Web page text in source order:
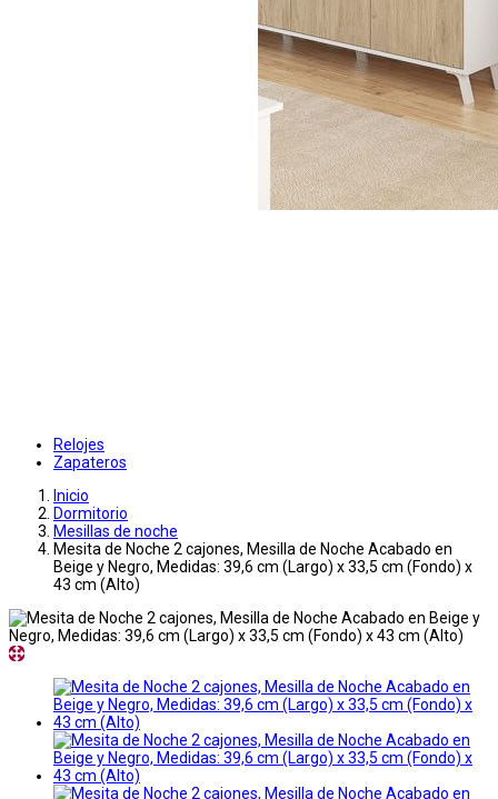
Relojes
Zapateros
Inicio
Dormitorio
Mesillas de noche
Mesita de Noche 2 cajones, Mesilla de Noche Acabado en
Beige y Negro, Medidas: 39,6 cm (Largo) x 33,5 cm (Fondo) x
43 cm (Alto)